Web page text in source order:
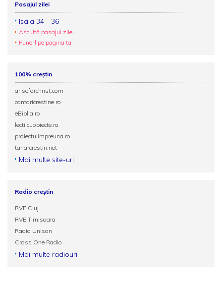
Pasajul zilei
Isaia 34 - 36
Ascultă pasajul zilei
Pune-l pe pagina ta
100% creștin
ariseforchrist.com
cantaricrestine.ro
eBiblia.ro
lectiicuobiecte.ro
proiectulimpreuna.ro
tanarcrestin.net
Mai multe site-uri
Radio creștin
RVE Cluj
RVE Timisoara
Radio Unison
Cross One Radio
Mai multe radiouri